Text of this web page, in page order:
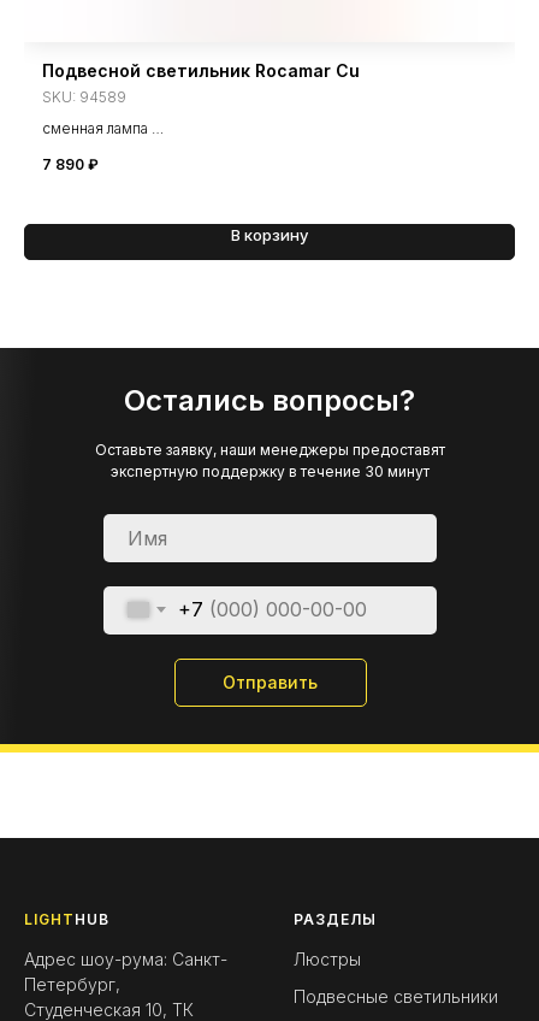
Подвесной светильник Rocamar Cu
SKU: 94589
сменная лампа
7 890 ₽
В корзину
Остались вопросы?
+7
Отправить
Оставьте заявку, наши менеджеры предоставят
экспертную поддержку в течение 30 минут
LIGHT HUB
Адрес шоу-рума: Санкт-
Петербург,
Студенческая 10, ТК
РАЗДЕЛЫ
Люстры
Подвесные светильники